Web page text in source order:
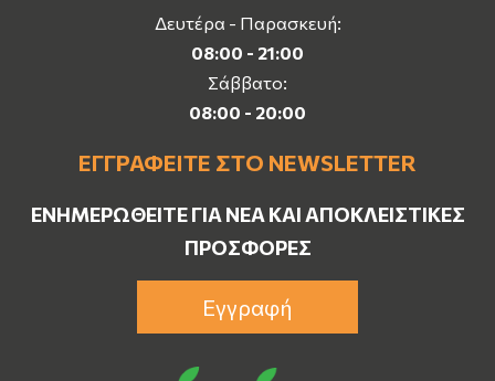
Δευτέρα - Παρασκευή:
08:00 - 21:00
Σάββατο:
08:00 - 20:00
ΕΓΓΡΑΦΕΊΤΕ ΣΤΟ NEWSLETTER
ΕΝΗΜΕΡΩΘΕΊΤΕ ΓΙΑ ΝΈΑ ΚΑΙ ΑΠΟΚΛΕΙΣΤΙΚΈΣ
ΠΡΟΣΦΟΡΈΣ
Εγγραφή